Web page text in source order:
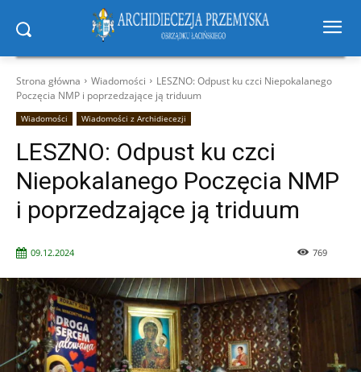
Strona główna Wiadomości
LESZNO: Odpust ku czci Niepokalanego
Poczęcia NMP i poprzedzające ją triduum
Wiadomości Wiadomości z Archidiecezji
LESZNO: Odpust ku czci
Niepokalanego Poczęcia NMP
i poprzedzające ją triduum
09.12.2024 769